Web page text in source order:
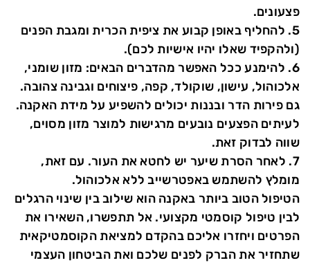
פצעונים.
5. להחליף באופן קבוע את ציפית הכרית ומגבת הפנים
(ולהקפיד שאלו יהיו אישיות לכם).
6. להימנע ככל האפשר מהדברים הבאים: מזון שומני,
אלכוהול, עישון, שוקולד, קפה, פיצוחים וגבינה צהובה.
גם פירות הדר ובננות יכולים להשפיע על מידת האקנה.
לעיתים הפצעים נובעים מרגישות למוצר מזון מסוים,
שווה לבדוק זאת.
7. לאחר הסרת שיער יש לחטא את העור. עם זאת,
מומלץ להשתמש באפטרשייב ללא אלכוהול.
הטיפול הטוב ביותר באקנה הוא שילוב בין שינוי הרגלים
לבין טיפול קוסמטי מקצועי. אל תתפשרו, השאירו את
הפרטים ויחזרו אליכם בהקדם למציאת הקוסמטיקאית
שתחזיר את הברק לפנים שלכם ואת הביטחון העצמי